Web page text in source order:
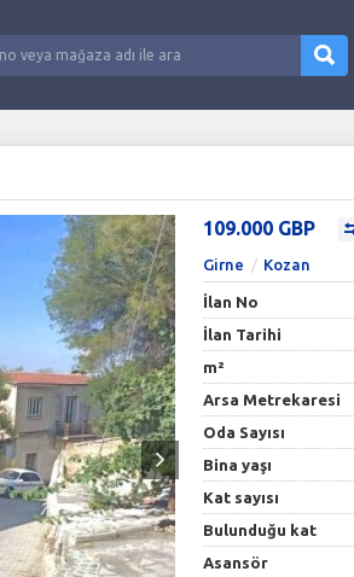
109.000 GBP
Girne Kozan
İlan No
İlan Tarihi
m²
Arsa Metrekaresi
Oda Sayısı
Bina yaşı
Kat sayısı
Bulunduğu kat
Asansör